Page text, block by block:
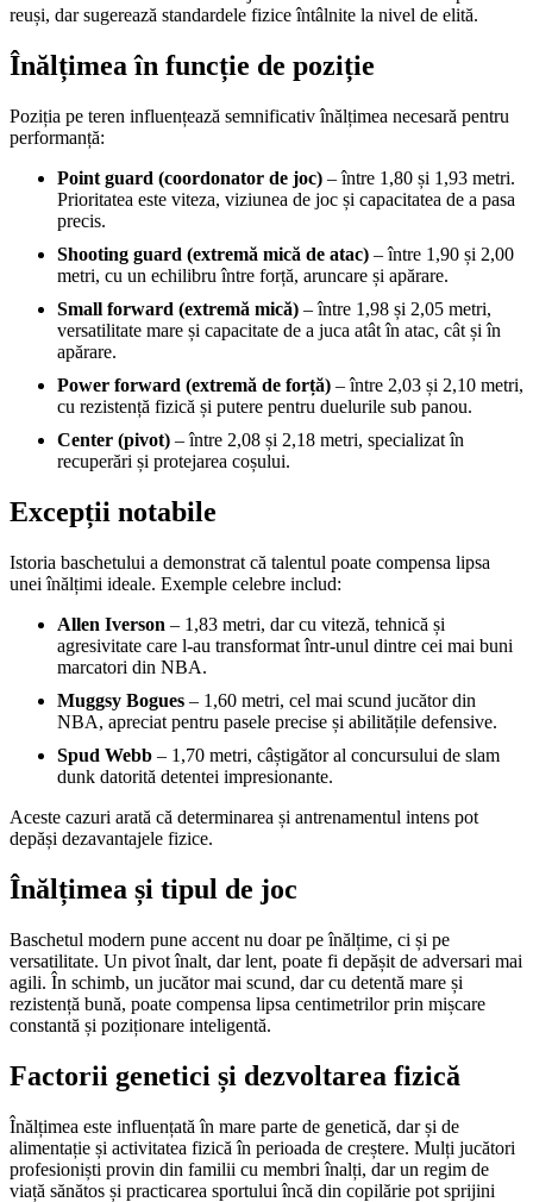
reuși, dar sugerează standardele fizice întâlnite la nivel de elită.
Înălțimea în funcție de poziție
Poziția pe teren influențează semnificativ înălțimea necesară pentru
performanță:
Point guard (coordonator de joc) – între 1,80 și 1,93 metri.
Prioritatea este viteza, viziunea de joc și capacitatea de a pasa
precis.
Shooting guard (extremă mică de atac) – între 1,90 și 2,00
metri, cu un echilibru între forță, aruncare și apărare.
Small forward (extremă mică) – între 1,98 și 2,05 metri,
versatilitate mare și capacitate de a juca atât în atac, cât și în
apărare.
Power forward (extremă de forță) – între 2,03 și 2,10 metri,
cu rezistență fizică și putere pentru duelurile sub panou.
Center (pivot) – între 2,08 și 2,18 metri, specializat în
recuperări și protejarea coșului.
Excepții notabile
Istoria baschetului a demonstrat că talentul poate compensa lipsa
unei înălțimi ideale. Exemple celebre includ:
Allen Iverson – 1,83 metri, dar cu viteză, tehnică și
agresivitate care l-au transformat într-unul dintre cei mai buni
marcatori din NBA.
Muggsy Bogues – 1,60 metri, cel mai scund jucător din
NBA, apreciat pentru pasele precise și abilitățile defensive.
Spud Webb – 1,70 metri, câștigător al concursului de slam
dunk datorită detentei impresionante.
Aceste cazuri arată că determinarea și antrenamentul intens pot
depăși dezavantajele fizice.
Înălțimea și tipul de joc
Baschetul modern pune accent nu doar pe înălțime, ci și pe
versatilitate. Un pivot înalt, dar lent, poate fi depășit de adversari mai
agili. În schimb, un jucător mai scund, dar cu detentă mare și
rezistență bună, poate compensa lipsa centimetrilor prin mișcare
constantă și poziționare inteligentă.
Factorii genetici și dezvoltarea fizică
Înălțimea este influențată în mare parte de genetică, dar și de
alimentație și activitatea fizică în perioada de creștere. Mulți jucători
profesioniști provin din familii cu membri înalți, dar un regim de
viață sănătos și practicarea sportului încă din copilărie pot sprijini